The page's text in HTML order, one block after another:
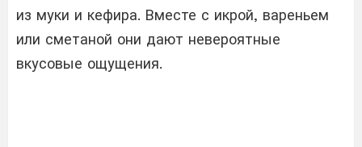
из муки и кефира. Вместе с икрой, вареньем
или сметаной они дают невероятные
вкусовые ощущения.